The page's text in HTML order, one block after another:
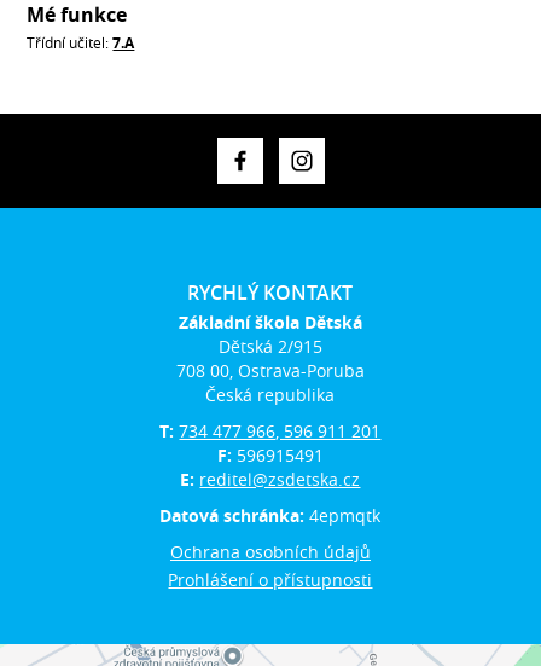
Mé funkce
Třídní učitel:7.A
RYCHLÝ KONTAKT
Základní škola Dětská
Dětská 2/915
708 00, Ostrava-Poruba
Česká republika
T:734 477 966, 596 911 201
F: 596915491
E: reditel@zsdetska.cz
Datová schránka:4epmqtk
Ochrana osobních údajů
Prohlášení o přístupnosti